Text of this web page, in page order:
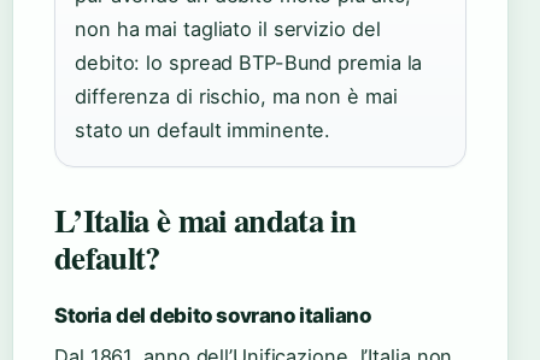
non ha mai tagliato il servizio del
debito: lo spread BTP-Bund premia la
differenza di rischio, ma non è mai
stato un default imminente.
L’Italia è mai andata in
default?
Storia del debito sovrano italiano